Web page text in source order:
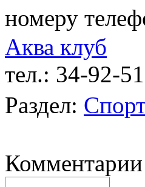
номеру
Аква клуб
тел.: 34-92-51
Раздел:
Комментарии